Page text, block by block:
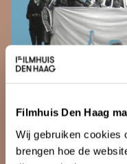
Filmhuis Den Haag
Wij gebruiken cookies
brengen hoe de